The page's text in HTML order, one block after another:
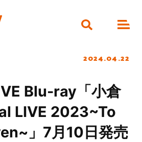
2024.04.22
Blu-ray「小倉
LIVE 2023~To
」7月10日発売